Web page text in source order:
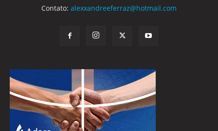
Contato: alexxandreeferraz@hotmail.com